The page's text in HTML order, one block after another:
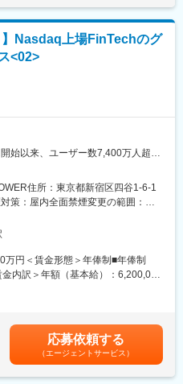
グループの一員として、会社をとり
す。
、非常に活気があります。キャリ
習にとらわれない、柔軟な発想を
って仕事をしており、年齢・役職
、風通しの良い社風も魅力の一つ
期保険株式会社
お任せします。
ポート（仕訳・勘定照合など）
IFRSベース含む）
対応）
テム等の活用提案）
ジメントへの挑戦も可能です。
メンバーは20代～30代のメンバー
いとした雰囲気で、業務中も積極
ています。
るキャリアUPの形、もしくはグル
えるので子会社の経理責任者等、志
で取り組んでいる真っ最中です。
示業務にも関われるチャンスがあ
考を通じて上下する可能性があり
含めた表記です。
】Nasdaq上場FinTechのグ
<02>
始以来、ユーザー数7,400万人超を
行・証券など金融サービス領域へ
の金融プラットフォームを目指し
場企業グループの連結決算・開示業
整理やUS-SOX対応、監査法人対応
いただきます。
開示業務を中心に以下の業務をご担
住所：東京都新宿区四谷1-6-1
策：屋内全面禁煙変更の範囲：会
ーク含む）
万円＜賃金形態＞年俸制■年俸制
金内訳＞年額（基本給）：6,200,000
＜給与補足＞■経験、スキル、業
り決定■毎年1回見直し■時間外勤
支給について、一部をPayPayアカ
す（給与デジタル支払いに対応）
応募依頼する
（エージェントサービス）